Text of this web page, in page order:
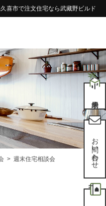
喜市で注文住宅なら武藏野ビルド
週末住宅相談会 お問い合わせ